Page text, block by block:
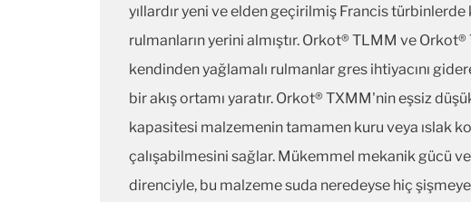
yıllardır yeni ve elden geçirilmiş Francis türbinlerde
rulmanların yerini almıştır. Orkot® TLMM ve Orkot®
kendinden yağlamalı rulmanlar gres ihtiyacını
bir akış ortamı yaratır. Orkot® TXMM'nin eşsiz
kapasitesi malzemenin tamamen kuru veya ıslak
çalışabilmesini sağlar. Mükemmel mekanik gücü ve
direnciyle, bu malzeme suda neredeyse hiç